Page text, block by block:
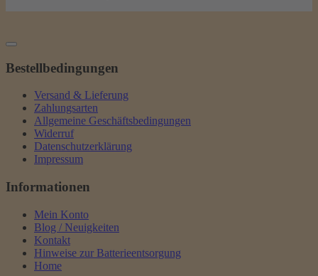
Bestellbedingungen
Versand & Lieferung
Zahlungsarten
Allgemeine Geschäftsbedingungen
Widerruf
Datenschutzerklärung
Impressum
Informationen
Mein Konto
Blog / Neuigkeiten
Kontakt
Hinweise zur Batterieentsorgung
Home